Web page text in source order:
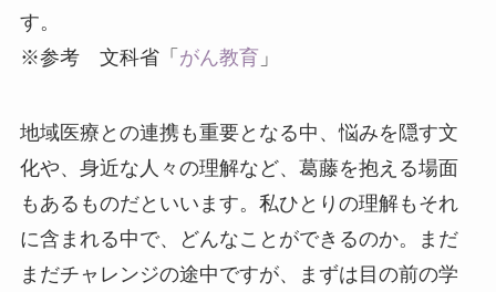
す。
※参考 文科省「 がん教育 」
地域医療との連携も重要となる中、悩みを隠す文
化や、身近な人々の理解など、葛藤を抱える場面
もあるものだといいます。私ひとりの理解もそれ
に含まれる中で、どんなことができるのか。まだ
まだチャレンジの途中ですが、まずは目の前の学